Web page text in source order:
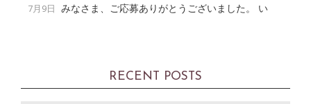
7月9日 みなさま、ご応募ありがとうございました。 い
RECENT POSTS